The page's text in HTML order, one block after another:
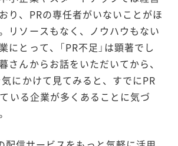
り、PRの専任者がいないことがほ
リソースもなく、ノウハウもない
にとって、「PR不足」は顕著でし
さんからお話をいただいてから、
にかけて見てみると、すでにPR
いる企業が多くあることに気づ